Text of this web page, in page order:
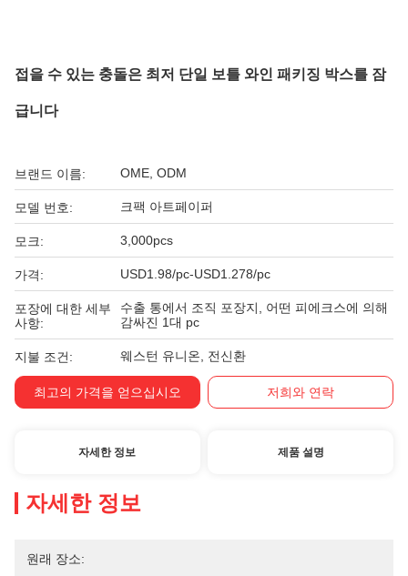
접을 수 있는 충돌은 최저 단일 보틀 와인 패키징 박스를 잠
급니다
브랜드 이름: OME, ODM
모델 번호: 크팩 아트페이퍼
모크: 3,000pcs
가격: USD1.98/pc-USD1.278/pc
포장에 대한 세부
사항:
수출 통에서 조직 포장지, 어떤 피에크스에 의해
감싸진 1대 pc
지불 조건: 웨스턴 유니온, 전신환
최고의 가격을 얻으십시오 저희와 연락
자세한 정보 제품 설명
자세한 정보
원래 장소: